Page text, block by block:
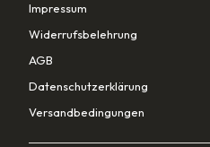
Impressum
Widerrufsbelehrung
AGB
Datenschutzerklärung
Versandbedingungen